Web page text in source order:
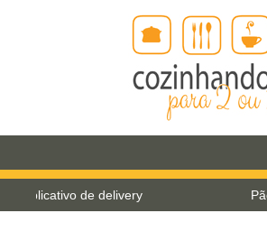
Pão de água para o World